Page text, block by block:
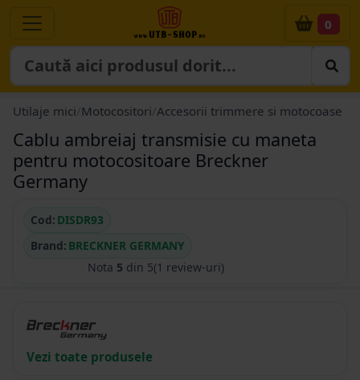
0
Utilaje mici Motocositori Accesorii trimmere si motocoase
Cablu ambreiaj transmisie cu maneta
pentru motocositoare Breckner
Germany
Cod: DISDR93
Brand: BRECKNER GERMANY
Nota 5 din 5(1 review-uri)
Vezi toate produsele